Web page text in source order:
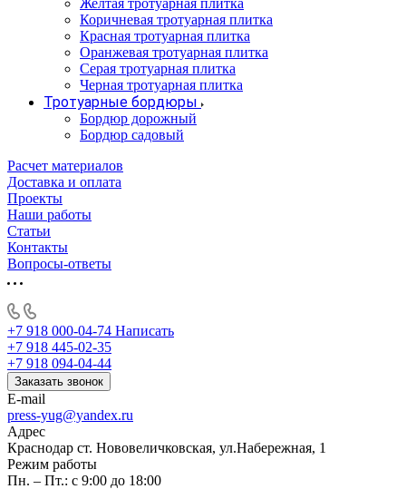
Желтая тротуарная плитка
Коричневая тротуарная плитка
Красная тротуарная плитка
Оранжевая тротуарная плитка
Серая тротуарная плитка
Черная тротуарная плитка
Тротуарные бордюры
Бордюр дорожный
Бордюр садовый
Расчет материалов
Доставка и оплата
Проекты
Наши работы
Статьи
Контакты
Вопросы-ответы
+7 918 000-04-74 Написать
+7 918 445-02-35
+7 918 094-04-44
Заказать звонок
E-mail
press-yug@yandex.ru
Адрес
Краснодар ст. Нововеличковская, ул.Набережная, 1
Режим работы
Пн. – Пт.: с 9:00 до 18:00